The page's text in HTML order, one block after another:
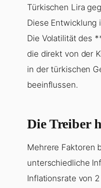
Türkischen Lira
Diese Entwicklung
Die Volatilität des
die direkt von der
in der türkischen
beeinflussen.
Die Treiber
Mehrere Faktoren
unterschiedliche
Inflationsrate von